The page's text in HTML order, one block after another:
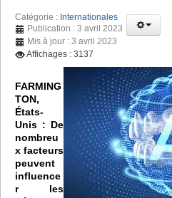
Catégorie : Internationales
Publication : 3 avril 2023
Mis à jour : 3 avril 2023
Affichages : 3137
FARMING
TON,
États-
Unis : De
nombreu
x facteurs
peuvent
influence
r les